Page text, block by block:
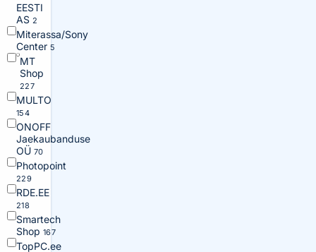
EESTI
AS 2
Miterassa/Sony
Center 5
MT
Shop
227
MULTO
154
ONOFF
Jaekaubanduse
OÜ 70
Photopoint
229
RDE.EE
218
Smartech
Shop 167
TopPC.ee